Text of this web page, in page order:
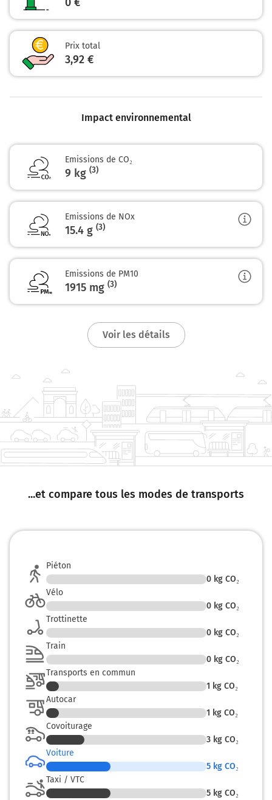
Prix total
3,92 €
Impact environnemental
Emissions de CO₂
9 kg (3)
Emissions de NOx
15.4 g (3)
Emissions de PM10
1915 mg (3)
Voir les détails
...et compare tous les modes de transports
Piéton
0 kg CO₂
Vélo
0 kg CO₂
Trottinette
0 kg CO₂
Train
0 kg CO₂
Transports en commun
1 kg CO₂
Autocar
1 kg CO₂
Covoiturage
3 kg CO₂
Voiture
5 kg CO₂
Taxi / VTC
5 kg CO₂